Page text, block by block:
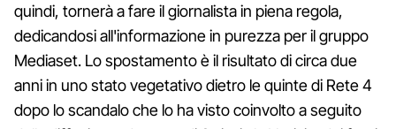
quindi, tornerà a fare il giornalista in piena regola,
dedicandosi all'informazione in purezza per il gruppo
Mediaset. Lo spostamento è il risultato di circa due
anni in uno stato vegetativo dietro le quinte di Rete 4
dopo lo scandalo che lo ha visto coinvolto a seguito